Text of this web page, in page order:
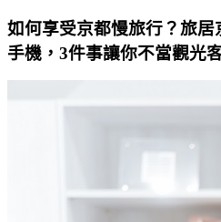
如何享受京都慢旅行？旅
手機，3件事讓你不當觀光